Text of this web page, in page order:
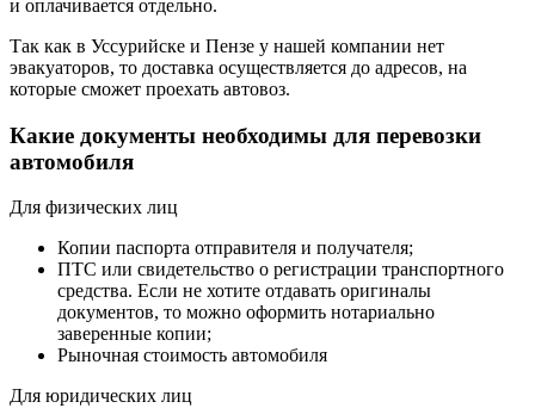
и оплачивается отдельно.
Так как в Уссурийске и Пензе у нашей компании нет
эвакуаторов, то доставка осуществляется до адресов, на
которые сможет проехать автовоз.
Какие документы необходимы для перевозки
автомобиля
Для физических лиц
Копии паспорта отправителя и получателя;
ПТС или свидетельство о регистрации транспортного
средства. Если не хотите отдавать оригиналы
документов, то можно оформить нотариально
заверенные копии;
Рыночная стоимость автомобиля
Для юридических лиц